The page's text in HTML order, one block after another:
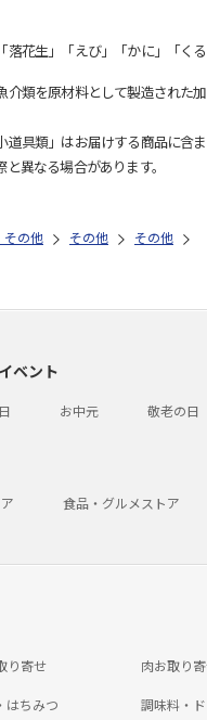
花生」「えび」「かに」「く
類を原材料として製造された
具類」はお届けする商品に含ま
異なる場合があります。
その他 その他 その他
ベント
お中元 敬老の日
食品・グルメストア
り寄せ 肉お取り
はちみつ 調味料・